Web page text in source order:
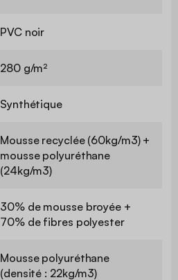
PVC noir
280 g/m²
Synthétique
Mousse recyclée (60kg/m3) +
mousse polyuréthane
(24kg/m3)
30% de mousse broyée +
70% de fibres polyester
Mousse polyuréthane
(densité : 22kg/m3)